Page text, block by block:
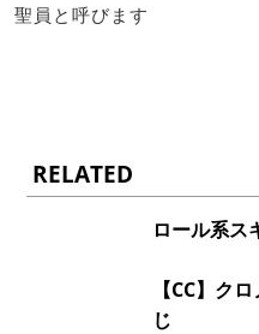
聖員と呼びます
RELATED
ロール系ス
【CC】ク
じ